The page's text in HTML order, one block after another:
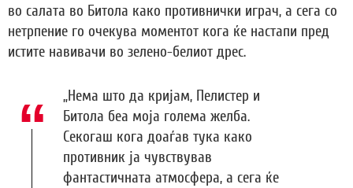
во салата во Битола како противнички играч, а сега со
нетрпение го очекува моментот кога ќе настапи пред
истите навивачи во зелено-белиот дрес.
„Нема што да кријам, Пелистер и
Битола беа моја голема желба.
Секогаш кога доаѓав тука како
противник ја чувствував
фантастичната атмосфера, а сега ќе